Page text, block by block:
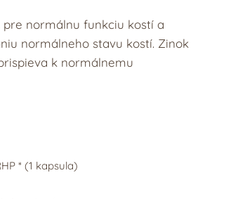
normálnu funkciu kostí a
normálneho stavu kostí. Zinok
k normálnemu
* (1 kapsula)